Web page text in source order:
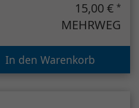
15,00 € *
MEHRWEG
NAT Apfelsaft naturtrüb...
In den Warenkorb